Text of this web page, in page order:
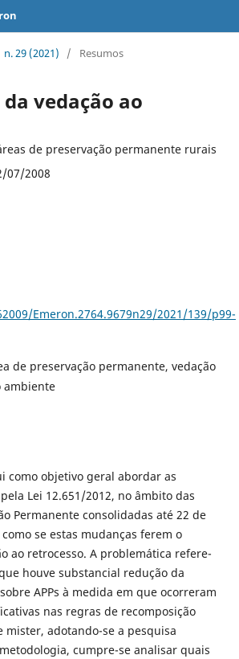
n. 29 (2021) / Resumos
vedação ao
de preservação permanente rurais
07/2008
Emeron.2764.9679n29/2021/139/p99-
de preservação permanente, vedação
ambiente
como objetivo geral abordar as
Lei 12.651/2012, no âmbito das
Permanente consolidadas até 22 de
se estas mudanças ferem o
ao retrocesso. A problemática refere-
houve substancial redução da
APPs à medida em que ocorreram
nas regras de recomposição
mister, adotando-se a pesquisa
cumpre-se analisar quais